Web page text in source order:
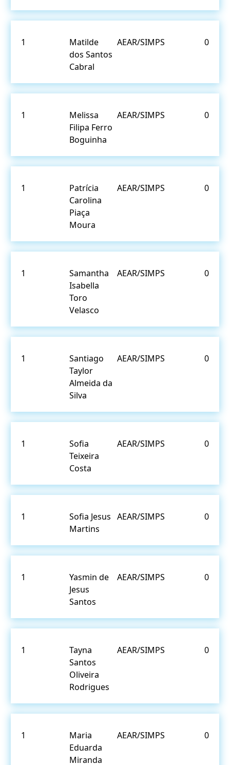
1
Matilde
dos Santos
Cabral
AEAR/SIMPS 0
1
Melissa
Filipa Ferro
Boguinha
AEAR/SIMPS 0
1
Patrícia
Carolina
Piaça
Moura
AEAR/SIMPS 0
1
Samantha
Isabella
Toro
Velasco
AEAR/SIMPS 0
1
Santiago
Taylor
Almeida da
Silva
AEAR/SIMPS 0
1
Sofia
Teixeira
Costa
AEAR/SIMPS 0
1
Sofia Jesus
Martins
AEAR/SIMPS 0
1
Yasmin de
Jesus
Santos
AEAR/SIMPS 0
1
Tayna
Santos
Oliveira
Rodrigues
AEAR/SIMPS 0
1
Maria
Eduarda
Miranda
AEAR/SIMPS 0